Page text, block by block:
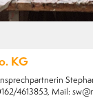
KG
4613853, Mail: